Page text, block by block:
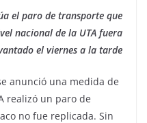
el paro de transporte que
nacional de la UTA fuera
el viernes a la tarde
anunció una medida de
realizó un paro de
no fue replicada. Sin